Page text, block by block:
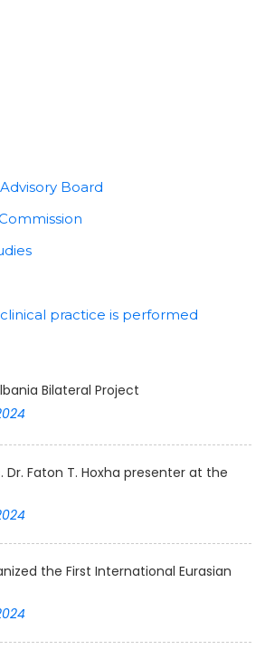
Board
practice is performed
Bilateral Project
Dr. Faton T. Hoxha presenter at the
the First International Eurasian